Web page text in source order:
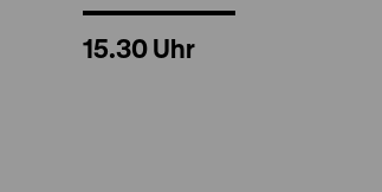
15.30 Uhr